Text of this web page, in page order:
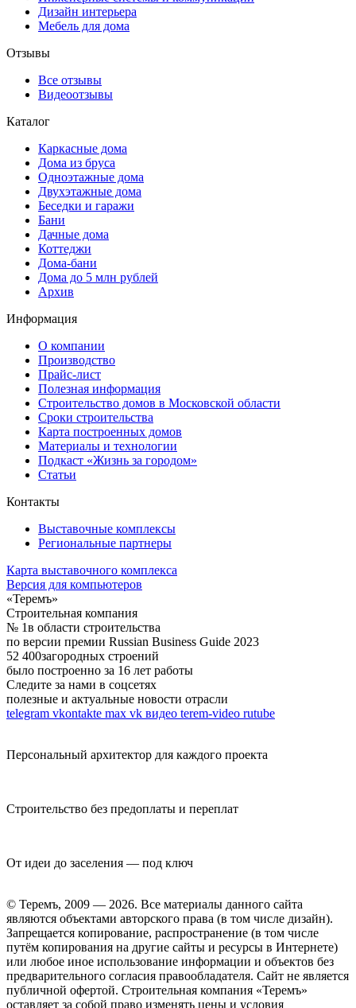
Дизайн интерьера
Мебель для дома
Отзывы
Все отзывы
Видеоотзывы
Каталог
Каркасные дома
Дома из бруса
Одноэтажные дома
Двухэтажные дома
Беседки и гаражи
Бани
Дачные дома
Коттеджи
Дома-бани
Дома до 5 млн рублей
Архив
Информация
О компании
Производство
Прайс-лист
Полезная информация
Строительство домов в Московской области
Сроки строительства
Карта построенных домов
Материалы и технологии
Подкаст «Жизнь за городом»
Статьи
Контакты
Выставочные комплексы
Региональные партнеры
Карта выставочного комплекса
Версия для компьютеров
«Теремъ»
Строительная компания
№ 1в области строительства
по версии премии Russian Business Guide 2023
52 400загородных строений
было построенно за 16 лет работы
Следите за нами в соцсетях
полезные и актуальные новости отрасли
telegram vkontakte max vk видео terem-video rutube
Персональный архитектор для каждого проекта
Строительство без предоплаты и переплат
От идеи до заселения — под ключ
© Теремъ, 2009 — 2026. Все материалы данного сайта
являются объектами авторского права (в том числе дизайн).
Запрещается копирование, распространение (в том числе
путём копирования на другие сайты и ресурсы в Интернете)
или любое иное использование информации и объектов без
предварительного согласия правообладателя. Cайт не является
публичной офертой. Строительная компания «Теремъ»
оставляет за собой право изменять цены и условия